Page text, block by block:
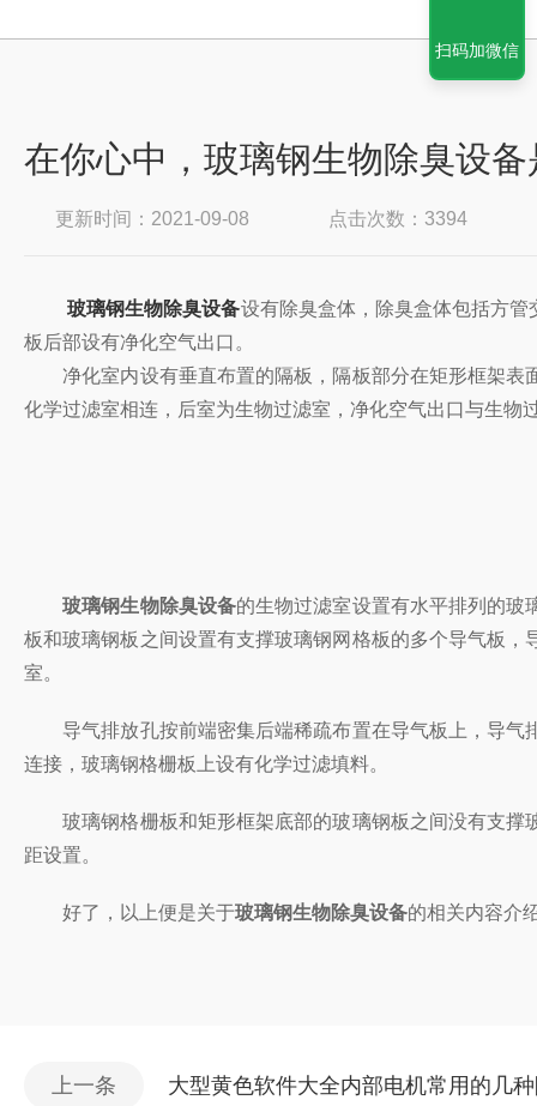
在你心中，玻璃钢生物除臭设
更新时间：2021-09-08 点击次数：3394
玻璃钢生物除臭设备设有除臭盒体，除臭盒体包括方
板后部设有净化空气出口。
净化室内设有垂直布置的隔板，隔板部分在矩形框架表面
化学过滤室相连，后室为生物过滤室，净化空气出口与生物过
玻璃钢生物除臭设备的生物过滤室设置有水平排列的玻璃
板和玻璃钢板之间设置有支撑玻璃钢网格板的多个导气板，
室。
导气排放孔按前端密集后端稀疏布置在导气板上，导气
连接，玻璃钢格栅板上设有化学过滤填料。
玻璃钢格栅板和矩形框架底部的玻璃钢板之间没有支撑玻璃
距设置。
好了，以上便是关于玻璃钢生物除臭设备的相关内容介绍
上一条 大型黄色软件大全内部电机常用的几
扫码加微信